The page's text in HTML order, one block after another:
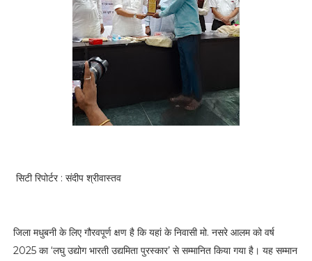
सिटी रिपोर्टर : संदीप श्रीवास्तव
जिला मधुबनी के लिए गौरवपूर्ण क्षण है कि यहां के निवासी मो. नसरे आलम को वर्ष
2025 का ‘लघु उद्योग भारती उद्यमिता पुरस्कार’ से सम्मानित किया गया है। यह सम्मान